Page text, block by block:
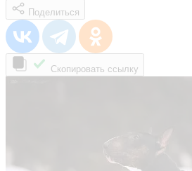
Поделиться
Скопировать ссылку